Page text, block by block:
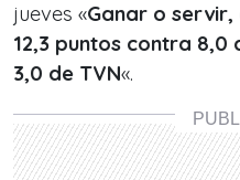
jueves «Ganar o servir,
12,3 puntos contra 8,0
3,0 de TVN«.